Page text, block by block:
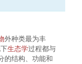
外种类最为丰
生态学过程都与
的结构、功能和